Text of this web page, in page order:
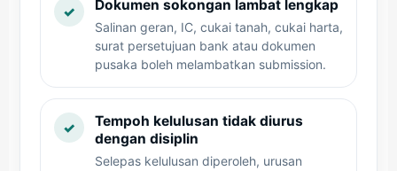
✓ Dokumen sokongan lambat lengkap
Salinan geran, IC, cukai tanah, cukai harta,
surat persetujuan bank atau dokumen
pusaka boleh melambatkan submission.
✓
Tempoh kelulusan tidak diurus
dengan disiplin
Selepas kelulusan diperoleh, urusan